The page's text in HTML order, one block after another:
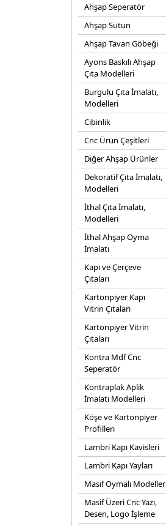
Ahşap Seperatör
Ahşap Sütun
Ahşap Tavan Göbeği
Ayons Baskılı Ahşap
Çıta Modelleri
Burgulu Çıta İmalatı,
Modelleri
Cibinlik
Cnc Ürün Çeşitleri
Diğer Ahşap Ürünler
Dekoratif Çıta İmalatı,
Modelleri
İthal Çıta İmalatı,
Modelleri
İthal Ahşap Oyma
İmalatı
Kapı ve Çerçeve
Çıtaları
Kartonpiyer Kapı
Vitrin Çıtaları
Kartonpiyer Vitrin
Çıtaları
Kontra Mdf Cnc
Seperatör
Kontraplak Aplik
İmalatı Modelleri
Köşe ve Kartonpiyer
Profilleri
Lambri Kapı Kavisleri
Lambri Kapı Yayları
Masif Oymalı Modeller
Masif Üzeri Cnc Yazı,
Desen, Logo İşleme